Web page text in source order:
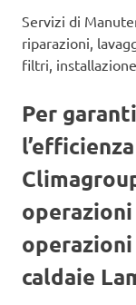
Servizi di
riparazioni,
filtri,
Per
caldaie